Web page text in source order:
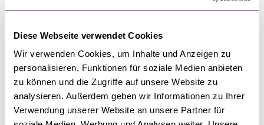
Diese Webseite verwendet Cookies
Wir verwenden Cookies, um Inhalte und Anzeigen zu
personalisieren, Funktionen für soziale Medien anbieten
zu können und die Zugriffe auf unsere Website zu
analysieren. Außerdem geben wir Informationen zu Ihrer
Verwendung unserer Website an unsere Partner für
Retouren, AI